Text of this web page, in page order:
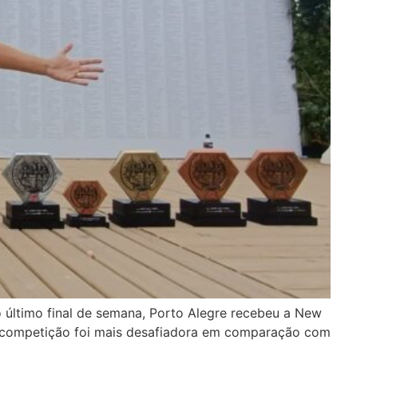
final de semana, Porto Alegre recebeu a New
foi mais desafiadora em comparação com